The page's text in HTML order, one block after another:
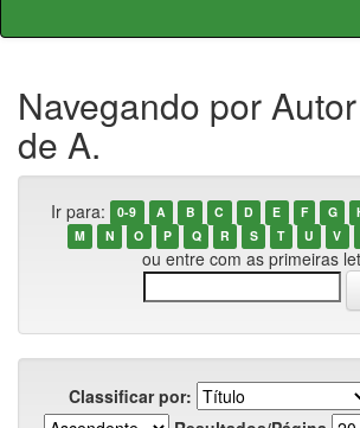
Navegando por
de A.
Ir para: 0-9 A B C D E F G
M
N O P Q R S T U V
ou entre com as primeiras
Classificar por: